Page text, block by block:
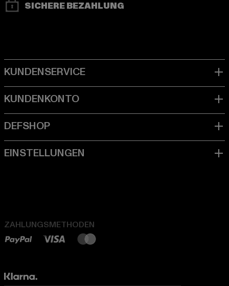
SICHERE BEZAHLUNG
ZAHLUNGSMETHODEN